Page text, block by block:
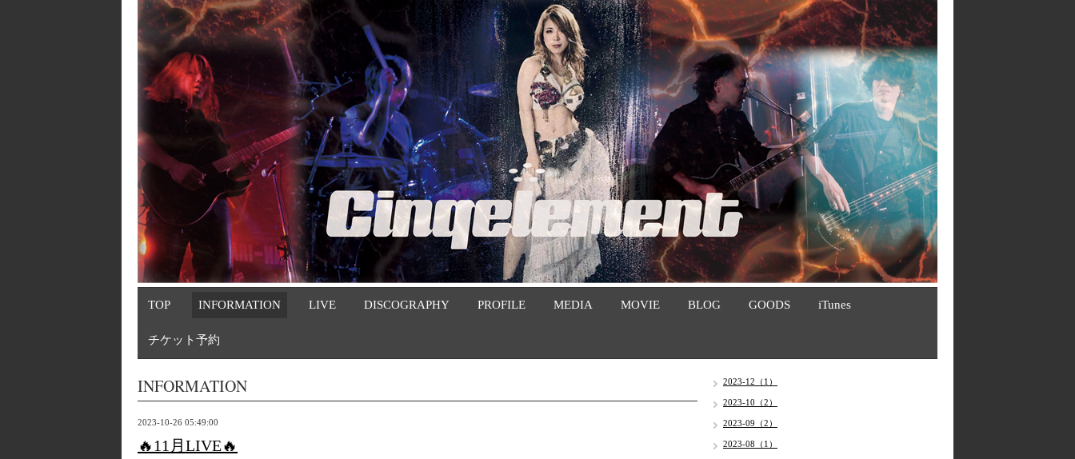
TOP INFORMATION LIVE DISCOGRAPHY PROFILE MEDIA MOVIE BLOG GOODS iTunes
チケット予約
INFORMATION
2023-10-26 05:49:00
🔥11月LIVE🔥
2023-12（1）
2023-10（2）
2023-09（2）
2023-08（1）